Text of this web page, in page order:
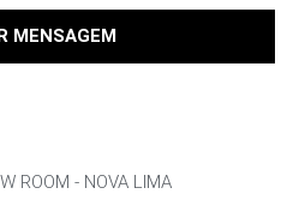
ROOM - NOVA LIMA
MENSAGEM